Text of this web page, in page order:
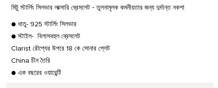
মিটু স্টার্লিং সিলভার লাক্সারি ব্রেসলেট - তুলনামূলক কমনীয়তার জন্য দুর্দান্ত নকশা
● ধাতু- 925 স্টার্লিং সিলভার
● স্টাইল- বিলাসবহুল ব্রেসলেট
Clarist রৌপ্যের উপরে 18 কে সোনার প্লেট
China চীন তৈরি
● এক বছরের ওয়ারেন্টি